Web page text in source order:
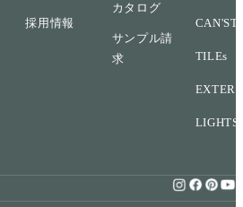
採用情報
カタログ
サンプル請
求
TILEs
LIGHTS